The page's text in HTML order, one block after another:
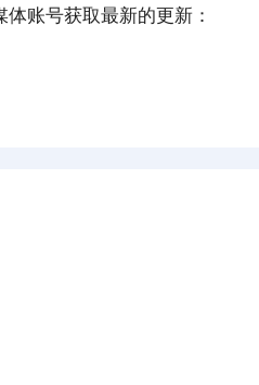
账号获取最新的更新：